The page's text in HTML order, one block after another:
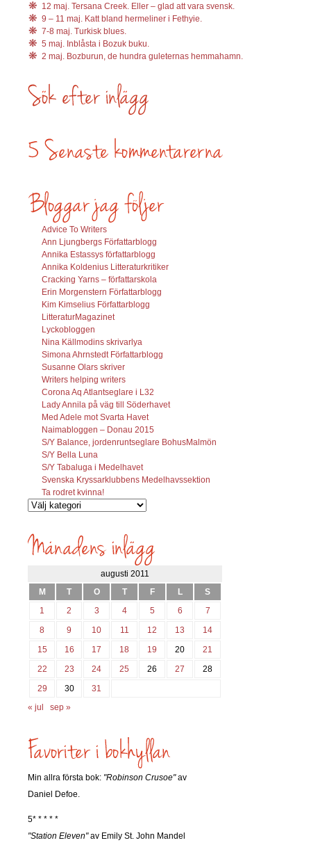
12 maj. Tersana Creek. Eller – glad att vara svensk.
9 – 11 maj. Katt bland hermeliner i Fethyie.
7-8 maj. Turkisk blues.
5 maj. Inblåsta i Bozuk buku.
2 maj. Bozburun, de hundra guleternas hemmahamn.
Advice To Writers
Ann Ljungbergs Författarblogg
Annika Estassys författarblogg
Annika Koldenius Litteraturkritiker
Cracking Yarns – författarskola
Erin Morgenstern Författarblogg
Kim Kimselius Författarblogg
LitteraturMagazinet
Lyckobloggen
Nina Källmodins skrivarlya
Simona Ahrnstedt Författarblogg
Susanne Olars skriver
Writers helping writers
Corona Aq Atlantseglare i L32
Lady Annila på väg till Söderhavet
Med Adele mot Svarta Havet
Naimabloggen – Donau 2015
S/Y Balance, jordenruntseglare BohusMalmön
S/Y Bella Luna
S/Y Tabaluga i Medelhavet
Svenska Kryssarklubbens Medelhavssektion
Ta rodret kvinna!
Vilka
söks?
augusti 2011
M
T O T F L
S
1
2 3 4 5 6
7
8
9 10 11 12 13
14
15
16 17 18 19 20
21
22
23 24 25 26 27
28
29
30
31
« jul
sep »
Min allra första bok: "Robinson Crusoe"av
Daniel Defoe.
5* * * * *
"Station Eleven"av Emily St. John Mandel